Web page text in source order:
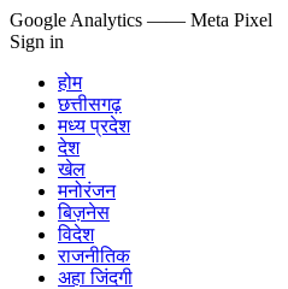
Google Analytics —— Meta Pixel
Sign in
होम
छत्तीसगढ़
मध्य प्रदेश
देश
खेल
मनोरंजन
बिज़नेस
विदेश
राजनीतिक
अहा जिंदगी